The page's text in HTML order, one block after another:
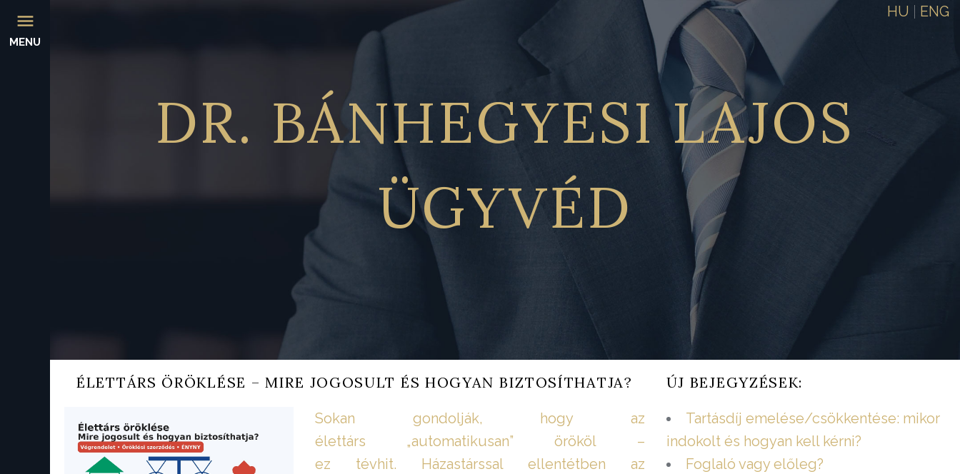
MENU
HU ENG
DR. BÁNHEGYESI LAJOS
ÜGYVÉD
ÉLETTÁRS ÖRÖKLÉSE – MIRE JOGOSULT ÉS HOGYAN BIZTOSÍTHATJA?
Sokan gondolják, hogy az
élettárs „automatikusan” örököl –
ez tévhit. Házastárssal ellentétben az
ÚJ BEJEGYZÉSEK:
Tartásdíj emelése/csökkentése: mikor
indokolt és hogyan kell kérni?
Foglaló vagy előleg?